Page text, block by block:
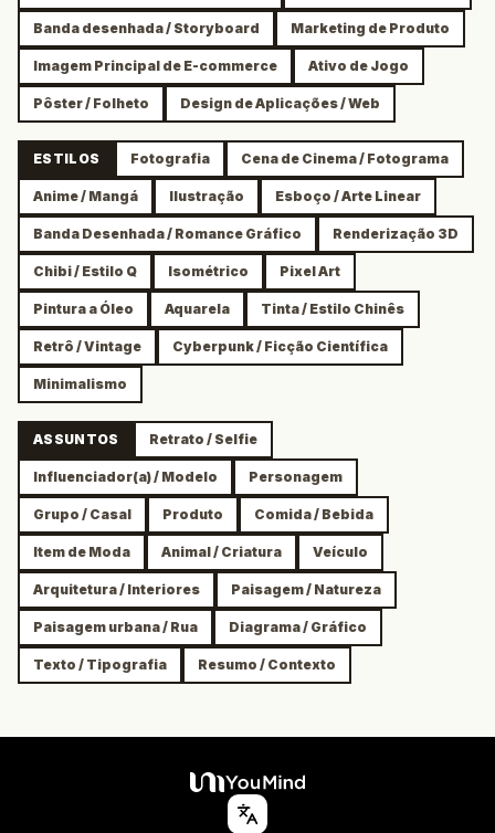
Banda desenhada / Storyboard Marketing de Produto
Imagem Principal de E-commerce Ativo de Jogo
Pôster / Folheto Design de Aplicações / Web
ESTILOS Fotografia Cena de Cinema / Fotograma
Anime / Mangá Ilustração Esboço / Arte Linear
Banda Desenhada / Romance Gráfico Renderização 3D
Chibi / Estilo Q Isométrico Pixel Art
Pintura a Óleo Aquarela Tinta / Estilo Chinês
Retrô / Vintage Cyberpunk / Ficção Científica
Minimalismo
ASSUNTOS Retrato / Selfie
Influenciador(a) / Modelo Personagem
Grupo / Casal Produto Comida / Bebida
Item de Moda Animal / Criatura Veículo
Arquitetura / Interiores Paisagem / Natureza
Paisagem urbana / Rua Diagrama / Gráfico
Texto / Tipografia Resumo / Contexto